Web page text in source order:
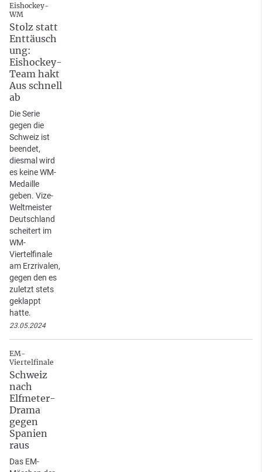
Eishockey-
WM
Stolz statt
Enttäusch
ung:
Eishockey-
Team hakt
Aus schnell
ab
Die Serie
gegen die
Schweiz ist
beendet,
diesmal wird
es keine WM-
Medaille
geben. Vize-
Weltmeister
Deutschland
scheitert im
WM-
Viertelfinale
am Erzrivalen,
gegen den es
zuletzt stets
geklappt
hatte.
23.05.2024
EM-
Viertelfinale
Schweiz
nach
Elfmeter-
Drama
gegen
Spanien
raus
Das EM-